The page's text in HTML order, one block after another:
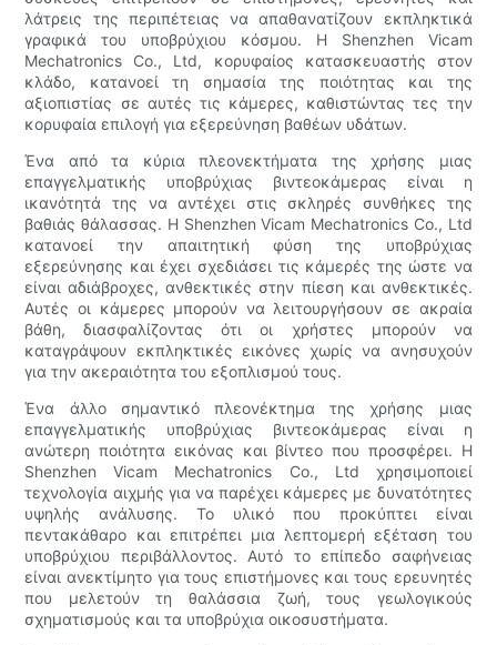
λάτρεις της περιπέτειας να απαθανατίζουν εκπληκτικά
γραφικά του υποβρύχιου κόσμου. Η Shenzhen Vicam
Mechatronics Co., Ltd, κορυφαίος κατασκευαστής στον
κλάδο, κατανοεί τη σημασία της ποιότητας και της
αξιοπιστίας σε αυτές τις κάμερες, καθιστώντας τες την
κορυφαία επιλογή για εξερεύνηση βαθέων υδάτων.
Ένα από τα κύρια πλεονεκτήματα της χρήσης μιας
επαγγελματικής υποβρύχιας βιντεοκάμερας είναι η
ικανότητά της να αντέχει στις σκληρές συνθήκες της
βαθιάς θάλασσας. Η Shenzhen Vicam Mechatronics Co., Ltd
κατανοεί την απαιτητική φύση της υποβρύχιας
εξερεύνησης και έχει σχεδιάσει τις κάμερές της ώστε να
είναι αδιάβροχες, ανθεκτικές στην πίεση και ανθεκτικές.
Αυτές οι κάμερες μπορούν να λειτουργήσουν σε ακραία
βάθη, διασφαλίζοντας ότι οι χρήστες μπορούν να
καταγράψουν εκπληκτικές εικόνες χωρίς να ανησυχούν
για την ακεραιότητα του εξοπλισμού τους.
Ένα άλλο σημαντικό πλεονέκτημα της χρήσης μιας
επαγγελματικής υποβρύχιας βιντεοκάμερας είναι η
ανώτερη ποιότητα εικόνας και βίντεο που προσφέρει. Η
Shenzhen Vicam Mechatronics Co., Ltd χρησιμοποιεί
τεχνολογία αιχμής για να παρέχει κάμερες με δυνατότητες
υψηλής ανάλυσης. Το υλικό που προκύπτει είναι
πεντακάθαρο και επιτρέπει μια λεπτομερή εξέταση του
υποβρύχιου περιβάλλοντος. Αυτό το επίπεδο σαφήνειας
είναι ανεκτίμητο για τους επιστήμονες και τους ερευνητές
που μελετούν τη θαλάσσια ζωή, τους γεωλογικούς
σχηματισμούς και τα υποβρύχια οικοσυστήματα.